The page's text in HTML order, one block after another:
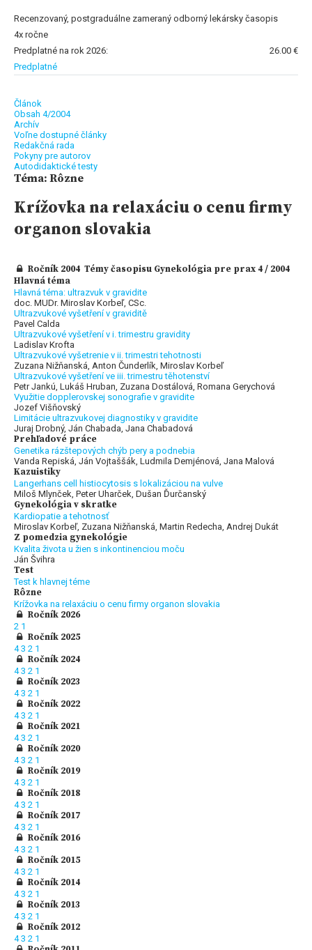
Recenzovaný, postgraduálne zameraný odborný lekársky časopis
4x ročne
Predplatné na rok 2026:
26.00 €
Predplatné
Článok
Obsah 4/2004
Archív
Voľne dostupné články
Redakčná rada
Pokyny pre autorov
Autodidaktické testy
Téma: Rôzne
Krížovka na relaxáciu o cenu firmy
organon slovakia
Ročník 2004 Témy časopisu Gynekológia pre prax 4 / 2004
Hlavná téma
Hlavná téma: ultrazvuk v gravidite
doc. MUDr. Miroslav Korbeľ, CSc.
Ultrazvukové vyšetření v graviditě
Pavel Calda
Ultrazvukové vyšetření v i. trimestru gravidity
Ladislav Krofta
Ultrazvukové vyšetrenie v ii. trimestri tehotnosti
Zuzana Nižňanská, Anton Čunderlík, Miroslav Korbeľ
Ultrazvukové vyšetření ve iii. trimestru těhotenství
Petr Jankú, Lukáš Hruban, Zuzana Dostálová, Romana Gerychová
Využitie dopplerovskej sonografie v gravidite
Jozef Višňovský
Limitácie ultrazvukovej diagnostiky v gravidite
Juraj Drobný, Ján Chabada, Jana Chabadová
Prehľadové práce
Genetika rázštepových chýb pery a podnebia
Vanda Repiská, Ján Vojtaššák, Ludmila Demjénová, Jana Malová
Kazuistiky
Langerhans cell histiocytosis s lokalizáciou na vulve
Miloš Mlynček, Peter Uharček, Dušan Ďurčanský
Gynekológia v skratke
Kardiopatie a tehotnosť
Miroslav Korbeľ, Zuzana Nižňanská, Martin Redecha, Andrej Dukát
Z pomedzia gynekológie
Kvalita života u žien s inkontinenciou moču
Ján Švihra
Test
Test k hlavnej téme
Rôzne
Krížovka na relaxáciu o cenu firmy organon slovakia
Ročník 2026
2 1
Ročník 2025
43 2 1
Ročník 2024
43 2 1
Ročník 2023
43 2 1
Ročník 2022
43 2 1
Ročník 2021
43 2 1
Ročník 2020
43 2 1
Ročník 2019
43 2 1
Ročník 2018
43 2 1
Ročník 2017
43 2 1
Ročník 2016
43 2 1
Ročník 2015
43 2 1
Ročník 2014
43 2 1
Ročník 2013
43 2 1
Ročník 2012
43 2 1